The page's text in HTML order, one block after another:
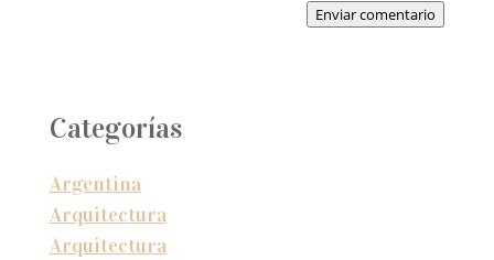
Enviar comentario
Categorías
Argentina
Arquitectura
Arquitectura